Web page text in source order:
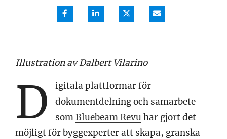
Illustration av Dalbert Vilarino
D
igitala plattformar för
dokumentdelning och samarbete
somBluebeam Revu har gjort det
möjligt för byggexperter att skapa, granska